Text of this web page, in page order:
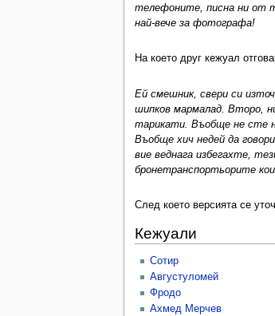
телефоните, писна ни от
най-вече за фотографа!
На което друг кежуал
Ей смешник, свери си
шипков мармалад. Второ,
тарикати. Въобще не сте
Въобще хич недей да
вие веднага избегахте,
бронетранспортьорите
След което версията се
Кежуали
Сотир
Августуломей
Фродо
Ахмед Мерчев